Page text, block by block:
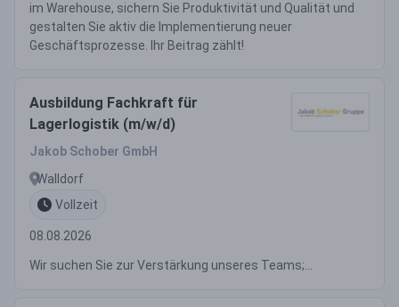
im Warehouse, sichern Sie Produktivität und Qualität und
gestalten Sie aktiv die Implementierung neuer
Geschäftsprozesse. Ihr Beitrag zählt!
Ausbildung Fachkraft für
Lagerlogistik (m/w/d)
Jakob Schober GmbH
Walldorf
Vollzeit
08.08.2026
Wir suchen Sie zur Verstärkung unseres Teams;...